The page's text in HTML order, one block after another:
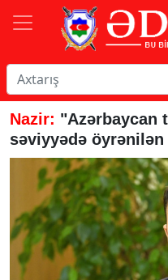
Nazir: "Azərbaycan
səviyyədə